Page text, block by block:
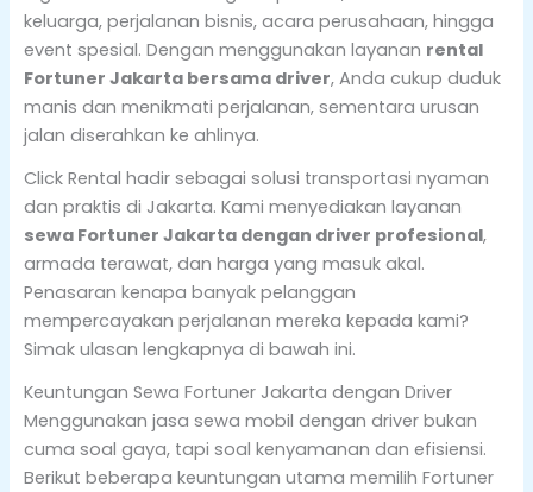
keluarga, perjalanan bisnis, acara perusahaan, hingga
event spesial. Dengan menggunakan layanan rental
Fortuner Jakarta bersama driver, Anda cukup duduk
manis dan menikmati perjalanan, sementara urusan
jalan diserahkan ke ahlinya.
Click Rental hadir sebagai solusi transportasi nyaman
dan praktis di Jakarta. Kami menyediakan layanan
sewa Fortuner Jakarta dengan driver profesional,
armada terawat, dan harga yang masuk akal.
Penasaran kenapa banyak pelanggan
mempercayakan perjalanan mereka kepada kami?
Simak ulasan lengkapnya di bawah ini.
Keuntungan Sewa Fortuner Jakarta dengan Driver
Menggunakan jasa sewa mobil dengan driver bukan
cuma soal gaya, tapi soal kenyamanan dan efisiensi.
Berikut beberapa keuntungan utama memilih Fortuner